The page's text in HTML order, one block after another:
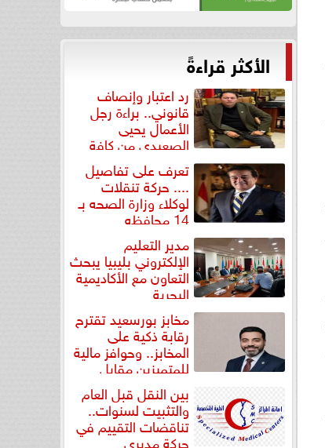
الأكثر قراءةً
رد اعتبار وإنصاف
قانوني.. براءة رجل
الأعمال يحيى
الصعيدي من كافة
التهم... تعرف على تفاصيل
.... حركة تنقلات
لوكلاء وزارة الصحه بـ
14 محافظه
مدير التعليم
الإلكتروني بليبيا يبحث
التعاون مع الأكاديمية
البحرية
مخابز بورسعيد تقترح
رقابة ذكية على
المخابز.. وحوافز مالية
للمتميزين مقابل
بين النقل قبل العام
والتثبيت لسنوات..
تناقضات التقييم في
حركة مديري